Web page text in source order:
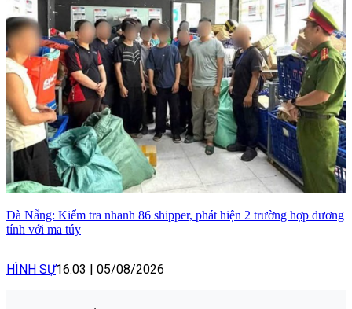
Đà Nẵng: Kiểm tra nhanh 86 shipper, phát hiện 2 trường hợp dương
tính với ma túy
HÌNH SỰ16:03 | 05/08/2026